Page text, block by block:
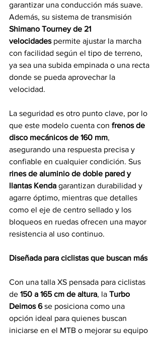
garantizar una conducción más suave.
Además, su sistema de transmisión
Shimano Tourney de 21
velocidades permite ajustar la marcha
con facilidad según el tipo de terreno,
ya sea una subida empinada o una recta
donde se pueda aprovechar la
velocidad.
La seguridad es otro punto clave, por lo
que este modelo cuenta con frenos de
disco mecánicos de 160 mm,
asegurando una respuesta precisa y
confiable en cualquier condición. Sus
rines de aluminio de doble pared y
llantas Kenda garantizan durabilidad y
agarre óptimo, mientras que detalles
como el eje de centro sellado y los
bloqueos en ruedas ofrecen una mayor
resistencia al uso continuo.
Diseñada para ciclistas que buscan más
Con una talla XS pensada para ciclistas
de 150 a 165 cm de altura, la Turbo
Deimos 6 se posiciona como una
opción ideal para quienes buscan
iniciarse en el MTB o mejorar su equipo